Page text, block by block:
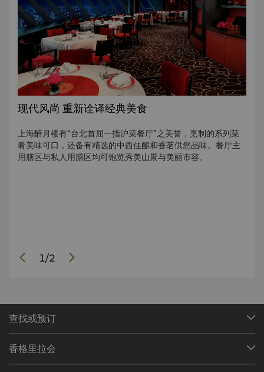
现代风尚 重新诠译经典美食
上海醉月楼有“台北首屈一指沪菜餐厅”之美誉，烹制的系列菜
肴美味可口，还备有精选的中西佳酿和香茗供您品味。餐厅主
用膳区与私人用膳区均可饱览秀美山景与美丽市容。
1/2
查找或预订
查找预订
香格里拉会